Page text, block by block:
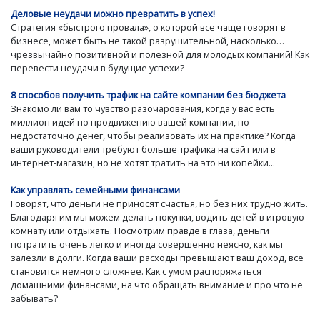
Деловые неудачи можно превратить в успех!
Стратегия «быстрого провала», о которой все чаще говорят в
бизнесе, может быть не такой разрушительной, насколько…
чрезвычайно позитивной и полезной для молодых компаний! Как
перевести неудачи в будущие успехи?
8 способов получить трафик на сайте компании без бюджета
Знакомо ли вам то чувство разочарования, когда у вас есть
миллион идей по продвижению вашей компании, но
недостаточно денег, чтобы реализовать их на практике? Когда
ваши руководители требуют больше трафика на сайт или в
интернет-магазин, но не хотят тратить на это ни копейки...
Как управлять семейными финансами
Говорят, что деньги не приносят счастья, но без них трудно жить.
Благодаря им мы можем делать покупки, водить детей в игровую
комнату или отдыхать. Посмотрим правде в глаза, деньги
потратить очень легко и иногда совершенно неясно, как мы
залезли в долги. Когда ваши расходы превышают ваш доход, все
становится немного сложнее. Как с умом распоряжаться
домашними финансами, на что обращать внимание и про что не
забывать?